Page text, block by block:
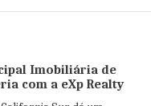
Imobiliária de
com a eXp Realty